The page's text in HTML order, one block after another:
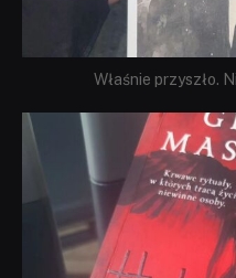
Właśnie przyszło.